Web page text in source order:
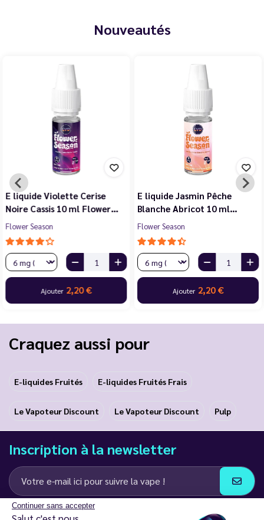
Continuer sans accepter
Nouveautés
E liquide Violette Cerise
Noire Cassis 10 ml Flower…
Flower Season
Ajouter 2,20 €
E liquide Jasmin Pêche
Blanche Abricot 10 ml…
Flower Season
Ajouter 2,20 €
Craquez aussi pour
E-liquides Fruités E-liquides Fruités Frais
Le Vapoteur Discount Le Vapoteur Discount Pulp
Inscription à la newsletter
J’accepte de recevoir des communications e-mail et SMS de la part de